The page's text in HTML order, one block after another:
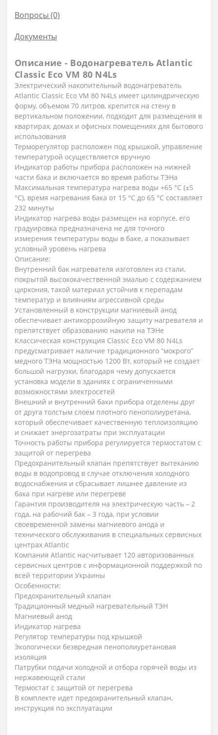
Вопросы (0)
Документы
Описание - Водонагреватель Atlantic
Classic Eco VM 80 N4Ls
Электрический накопительный водонагреватель
Atlantic Classic Eco VM 80 N4Ls имеет цилиндрическую
форму, объемом 70 литров, крепится на стену в
вертикальном положении, подходит для размещения в
квартирах, домах и офисных помещениях для бытового
использования
Терморегулятор расположен под крышкой, управление
температурой осуществляется вручную
Индикатор работы прибора расположен на нижней
части бака и включается во время работы ТЭНа
Максимальная температура нагрева воды +65 °С (±5
°С), время нагревания бака от 15 °С до 65 °С составляет
232 минуты
Индикатор нагрева воды размещен на корпусе, его
градуировка предназначена не для точного
измерения температуры воды в баке, а показывает
условный уровень нагрева
Описание:
Внутренний бак нагревателя изготовлен из стали,
покрытой высококачественной эмалью с содержанием
циркония, такой материал устойчив к перепадам
температур и влияниям агрессивной среды
Установленный в конструкции магниевый анод
обеспечивает антикоррозийную защиту нагревателя и
препятствует образованию накипи на ТЭНе
Классическая конструкция Classic Eco VM 80 N4Ls
предусматривает наличие традиционного “мокрого”
медного ТЭНа мощностью 1200 Вт, который не создает
большой нагрузки, благодаря чему допускается
установка модели в зданиях с ограниченными
возможностями электросетей
Внешний и внутренний баки прибора отделены друг
от друга толстым слоем плотного пенополиуретана,
который обеспечивает качественную теплоизоляцию
и снижает энергозатраты при эксплуатации
Точность работы прибора регулируется термостатом с
защитой от перегрева
Предохранительный клапан препятствует вытеканию
воды в водопровод в случае отключения холодного
водоснабжения и сбрасывает лишнее давление из
бака при нагреве или перегреве
Гарантия производителя на электрическую часть – 2
года, на рабочий бак – 3 года, при условии
своевременной замены магниевого анода и
технического обслуживания в специальных сервисных
центрах Atlantic
Компания Atlantic насчитывает 120 авторизованных
сервисных центров с информационной поддержкой по
всей территории Украины
Особенности:
Предохранительный клапан
Традиционный медный нагревательный ТЭН
Магниевый анод
Индикатор нагрева
Регулятор температуры под крышкой
Экологически безвредная пенополиуретановая
изоляция
Патрубки подачи холодной и отбора горячей воды из
нержавеющей стали
Термостат c защитой от перегрева
В комплекте идет предохранительный клапан,
инструкция по эксплуатации